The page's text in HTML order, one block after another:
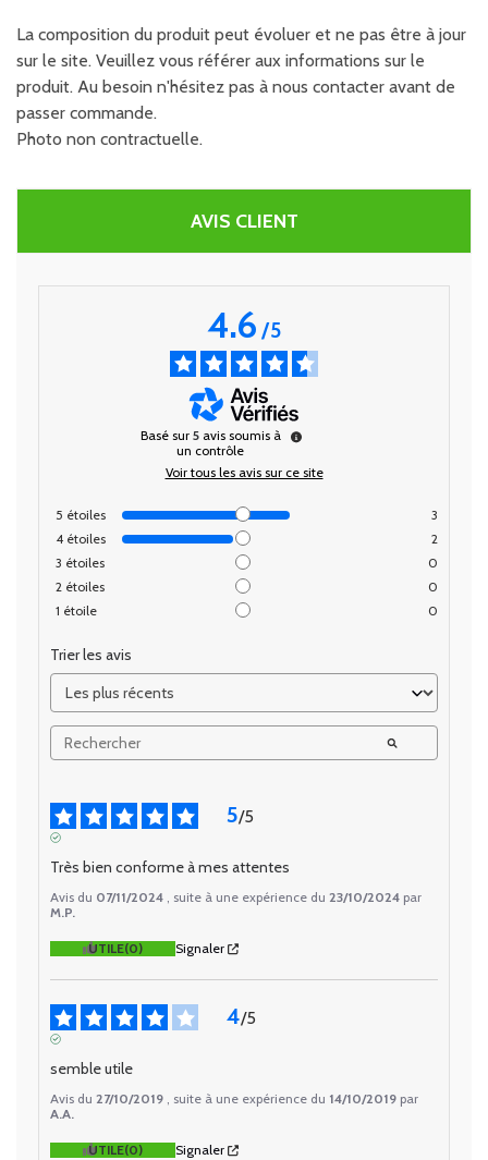
La composition du produit peut évoluer et ne pas être à jour
sur le site. Veuillez vous référer aux informations sur le
produit. Au besoin n'hésitez pas à nous contacter avant de
passer commande.
Photo non contractuelle.
AVIS CLIENT
4.6/5
Basé sur 5 avis soumis à
un contrôle
Voir tous les avis sur ce site
5 étoiles
3
4 étoiles
2
3 étoiles
0
2 étoiles
0
1 étoile 0
Trier les avis
5/5
Très bien conforme à mes attentes
Avis du 07/11/2024 , suite à une expérience du 23/10/2024 par
M.P.
UTILE(0) Signaler
4/5
semble utile
Avis du 27/10/2019 , suite à une expérience du 14/10/2019 par
A.A.
UTILE(0) Signaler